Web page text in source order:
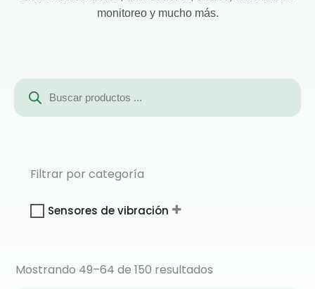
monitoreo y mucho más.
Búsqueda
productos
Filtrar por categoría
Sensores de vibración
Mostrando 49–64 de 150 resultados